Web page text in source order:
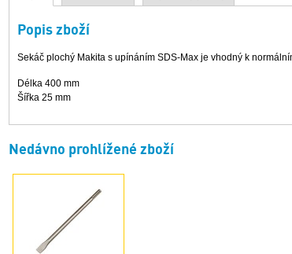
Popis zboží
Sekáč plochý Makita s upínáním SDS-Max je vhodný k
Délka 400 mm
Šířka 25 mm
Nedávno prohlížené zboží